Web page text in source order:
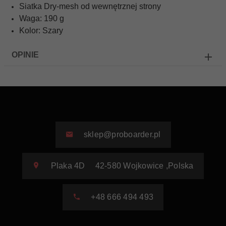
Siatka Dry-mesh od wewnętrznej strony
Waga: 190 g
Kolor: Szary
OPINIE
sklep@proboarder.pl
Plaka 4D 42-580 Wojkowice , Polska
+48 666 494 493